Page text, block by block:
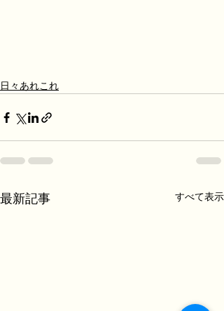
日々あれこれ
最新記事 すべて表示